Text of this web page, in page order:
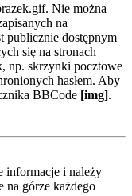
Nie można
na
publicznie dostępnym
się na stronach
np. skrzynki pocztowe
hasłem. Aby
BBCode [img].
informacje i należy
na górze każdego